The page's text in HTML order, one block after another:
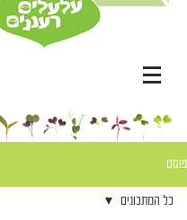
פוסט
כל המתכונים